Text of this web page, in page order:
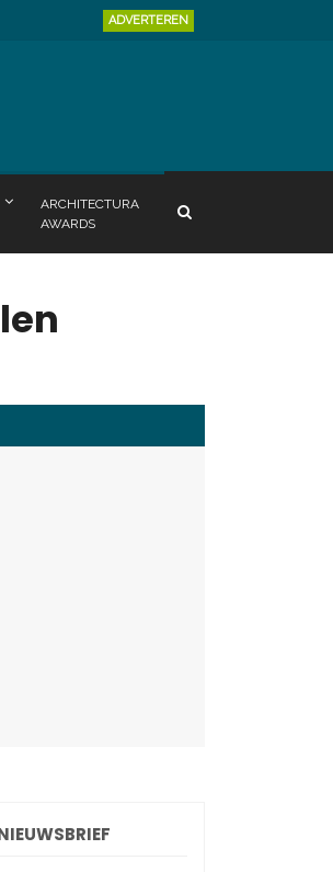
ADVERTEREN
ARCHITECTURA
AWARDS